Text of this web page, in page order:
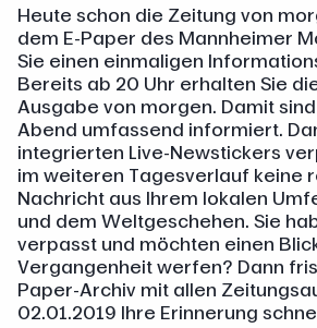
Heute schon die Zeitung von
dem E-Paper des Mannheimer
Sie einen einmaligen
Bereits ab 20 Uhr erhalten Sie
Ausgabe von morgen. Damit
Abend umfassend informiert.
integrierten Live-Newstickers
im weiteren Tagesverlauf keine
Nachricht aus Ihrem lokalen
und dem Weltgeschehen. Sie
verpasst und möchten einen
Vergangenheit werfen? Dann
Paper-Archiv mit allen
02.01.2019 Ihre Erinnerung